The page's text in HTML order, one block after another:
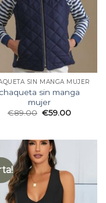
SIN MANGA MUJER
chaqueta sin manga
mujer
€89.00 €59.00